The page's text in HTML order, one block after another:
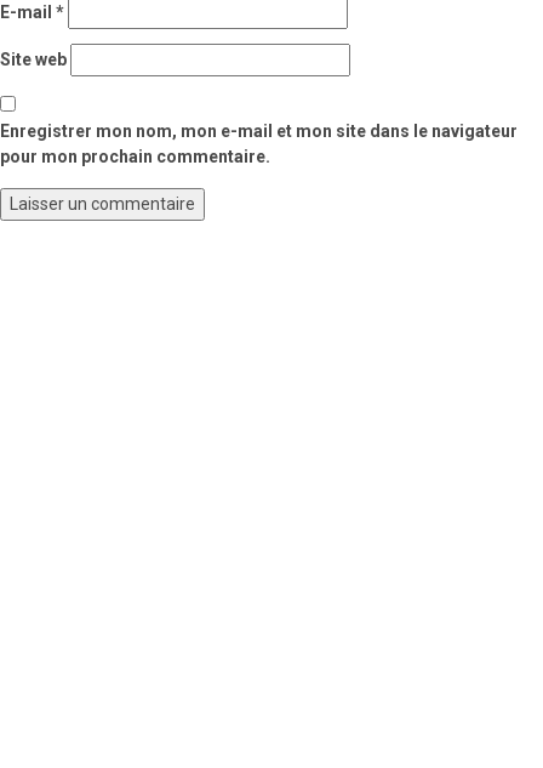
E-mail *
Site web
Enregistrer mon nom, mon e-mail et mon site dans le navigateur
pour mon prochain commentaire.